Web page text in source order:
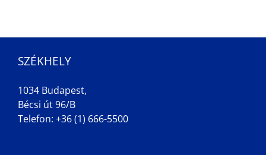
SZÉKHELY
1034 Budapest,
Bécsi út 96/B
Telefon: +36 (1) 666-5500